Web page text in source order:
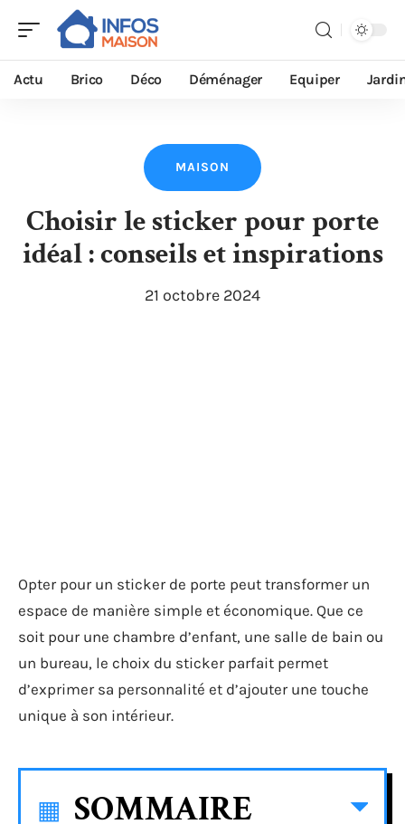
Actu Brico Déco Déménager Equiper
MAISON
Choisir le sticker pour porte
idéal : conseils et inspirations
21 octobre 2024
Opter pour un sticker de porte peut transformer un
espace de manière simple et économique. Que ce
soit pour une chambre d’enfant, une salle de bain ou
un bureau, le choix du sticker parfait permet
d’exprimer sa personnalité et d’ajouter une touche
unique à son intérieur.
SOMMAIRE